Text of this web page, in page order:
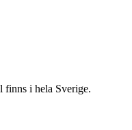
finns i hela Sverige.